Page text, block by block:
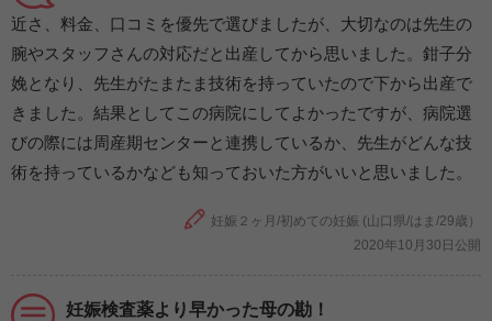
近さ、料金、口コミを優先で選びましたが、大切なのは先生の
腕やスタッフさんの対応だと出産してから思いました。鉗子分
娩となり、先生がたまたま技術を持っていたので下から出産で
きました。結果としてこの病院にしてよかったですが、病院選
びの際には周産期センターと連携しているか、先生がどんな技
術を持っているかなども知っておいた方がいいと思いました。
妊娠２ヶ月/初めての妊娠 (山口県/はま/29歳）
2020年10月30日公開
妊娠検査薬より早かった母の勘！